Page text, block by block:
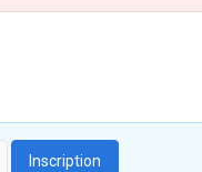
Inscription